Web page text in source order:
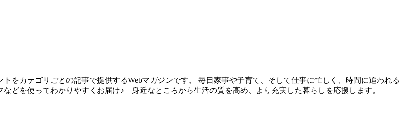
をカテゴリごとの記事で提供するWebマガジンです。 毎日家事や子育て、そして仕事に忙しく、時間に追われる
どを使ってわかりやすくお届け♪ 身近なところから生活の質を高め、より充実した暮らしを応援します。